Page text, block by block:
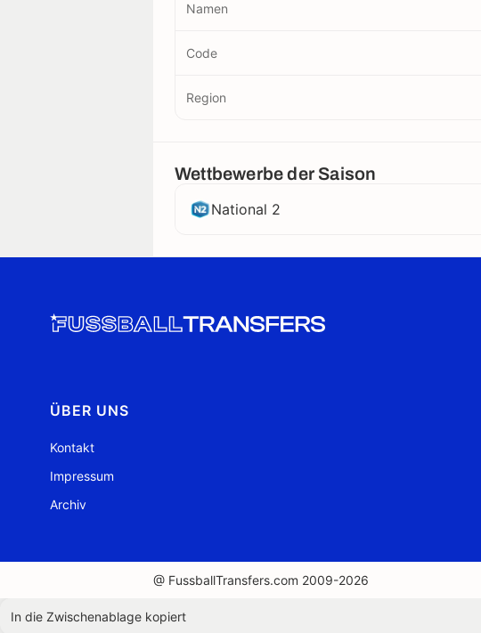
Namen
Code
Region
Wettbewerbe der Saison
National 2
ÜBER UNS
Kontakt
Impressum
Archiv
@ FussballTransfers.com 2009-2026
In die Zwischenablage kopiert